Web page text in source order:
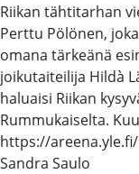
Riikan tähtitarhan
Perttu Pölönen,
omana tärkeänä
joikutaiteilija Hildà
haluaisi Riikan
Rummukaiselta.
https://
Sandra Saulo